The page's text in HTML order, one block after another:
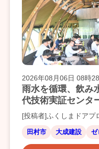
2026年08月06日 08時
雨水を循環、飲
代技術実証セン
[投稿者]ふくしまドアプ
田村市 大成建設 ゼ